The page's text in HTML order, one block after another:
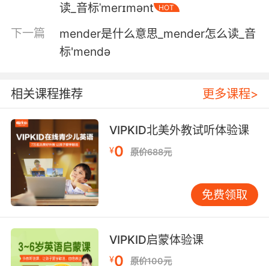
读_音标ˈmerɪmənt
HOT
下一篇
mender是什么意思_mender怎么读_音
标'mendә
相关课程推荐 更多课程>
VIPKID北美外教试听体验课
¥0 原价688元
免费领取
VIPKID启蒙体验课
¥0 原价100元